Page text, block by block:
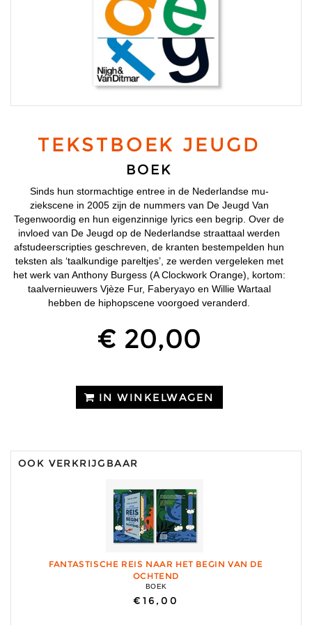
TEKSTBOEK JEUGD
BOEK
Sinds hun stormachtige entree in de Nederlandse mu­
ziekscene in 2005 zijn de nummers van De Jeugd Van
Tegenwoordig en hun eigenzinnige lyrics een begrip. Over de
invloed van De Jeugd op de Nederlandse straattaal werden
afstudeerscripties geschreven, de kranten bestempelden hun
teksten als ‘taalkundige pareltjes’, ze werden vergeleken met
het werk van Anthony Burgess (A Clockwork Orange), kortom:
taalvernieuwers Vjèze Fur, Faberyayo en Willie Wartaal
hebben de hiphopscene voorgoed veranderd.
€ 20,00
IN WINKELWAGEN
OOK VERKRIJGBAAR
FANTASTISCHE REIS NAAR HET BEGIN VAN DE
OCHTEND
BOEK
€16,00